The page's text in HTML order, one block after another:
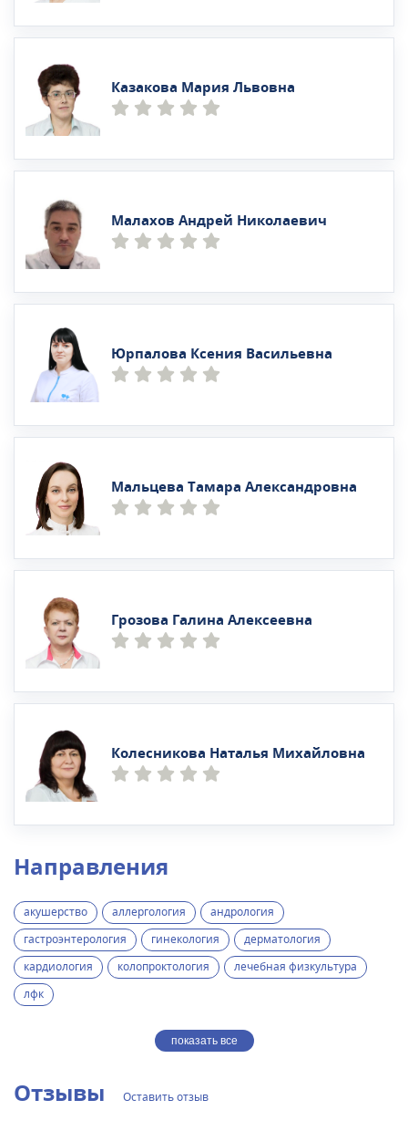
Казакова Мария Львовна
Малахов Андрей Николаевич
Юрпалова Ксения Васильевна
Мальцева Тамара Александровна
Грозова Галина Алексеевна
Колесникова Наталья Михайловна
Направления
акушерство аллергология
андрология
гастроэнтерология
гинекология
дерматология
кардиология
колопроктология
лечебная физкультура
лфк
показать все
Отзывы Оставить отзыв